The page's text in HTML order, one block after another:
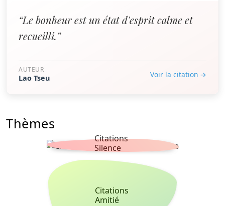
“Le bonheur est un état d'esprit calme et
recueilli.”
AUTEUR
Lao Tseu Voir la citation →
Thèmes
Citations
Silence
Citations
Amitié